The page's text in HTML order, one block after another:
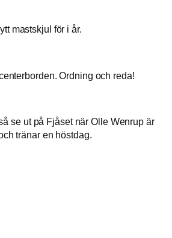
mastskjul för i år.
Ordning och reda!
se ut på Fjåset när Olle Wenrup är
tränar en höstdag.